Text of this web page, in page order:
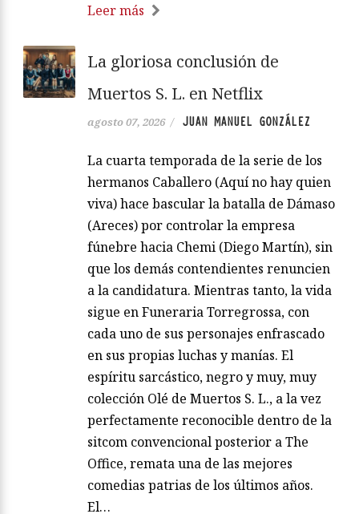
Leer más
La gloriosa conclusión de
Muertos S. L. en Netflix
agosto 07, 2026 / JUAN MANUEL GONZÁLEZ
La cuarta temporada de la serie de los
hermanos Caballero (Aquí no hay quien
viva) hace bascular la batalla de Dámaso
(Areces) por controlar la empresa
fúnebre hacia Chemi (Diego Martín), sin
que los demás contendientes renuncien
a la candidatura. Mientras tanto, la vida
sigue en Funeraria Torregrossa, con
cada uno de sus personajes enfrascado
en sus propias luchas y manías. El
espíritu sarcástico, negro y muy, muy
colección Olé de Muertos S. L., a la vez
perfectamente reconocible dentro de la
sitcom convencional posterior a The
Office, remata una de las mejores
comedias patrias de los últimos años.
El…